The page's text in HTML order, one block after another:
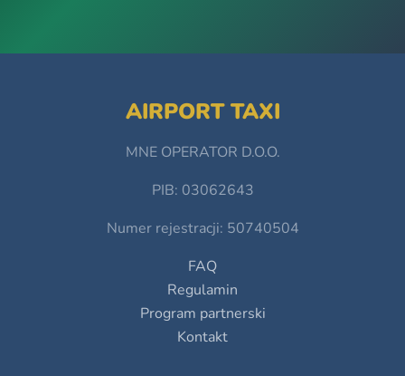
AIRPORT TAXI
MNE OPERATOR D.O.O.
PIB: 03062643
Numer rejestracji: 50740504
FAQ
Regulamin
Program partnerski
Kontakt